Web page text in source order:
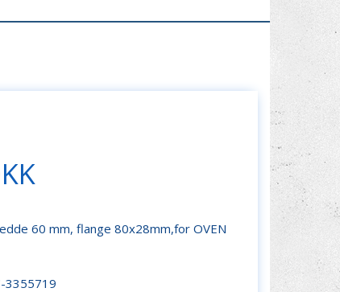
60 mm, flange 80x28mm,for OVEN
3355719